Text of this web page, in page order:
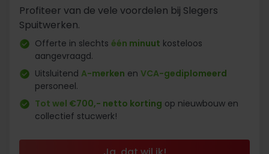
Profiteer van de vele voordelen bij Slegers
Spuitwerken.
Offerte in slechts één minuut kosteloos
aangevraagd.
Uitsluitend A-merken en VCA-gediplomeerd
personeel.
Tot wel €700,- netto korting op nieuwbouw en
collectief stucwerk!